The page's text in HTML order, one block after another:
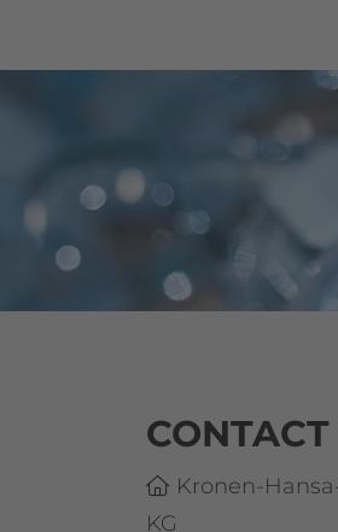
CONTACT
Kronen-
KG